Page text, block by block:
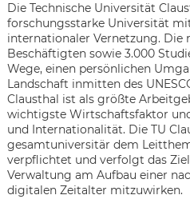
Die Technische Universität
forschungsstarke Universität
internationaler Vernetzung. Die
Beschäftigten sowie 3.000
Wege, einen persönlichen
Landschaft inmitten des
Clausthal ist als größte
wichtigste Wirtschaftsfaktor
und Internationalität. Die TU
gesamtuniversitär dem
verpflichtet und verfolgt das
Verwaltung am Aufbau einer
digitalen Zeitalter mitzuwirken.